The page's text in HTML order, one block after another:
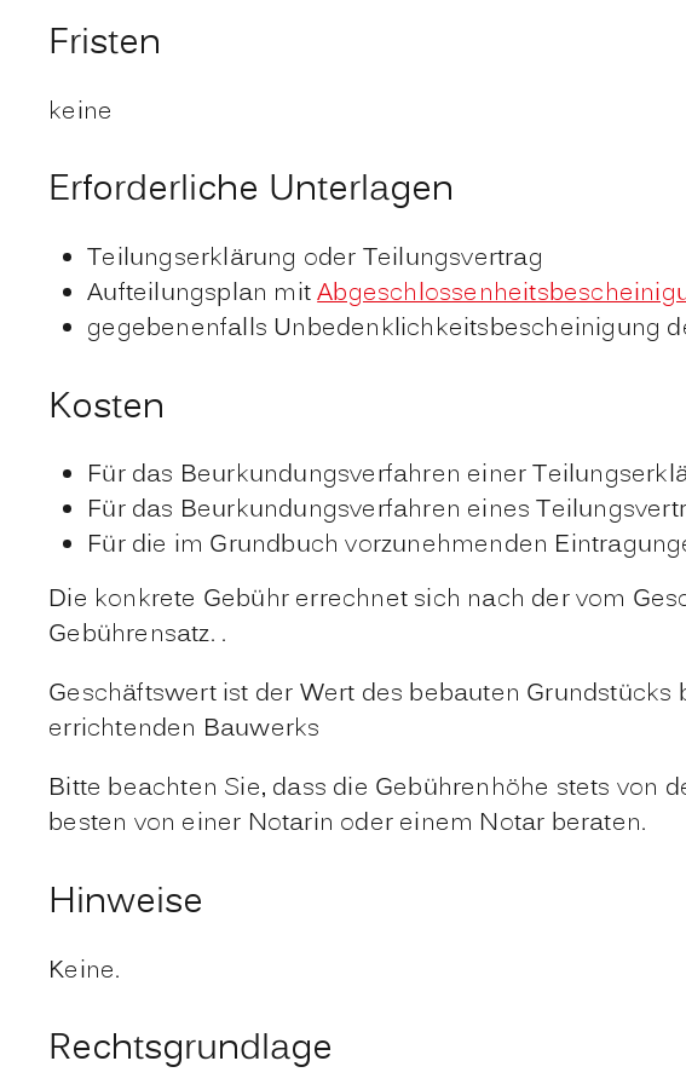
Fristen
keine
Erforderliche Unterlagen
Teilungserklärung oder Teilungsvertrag
Aufteilungsplan mit
gegebenenfalls Unbedenklichkeitsbescheinigung
Kosten
Für das Beurkundungsverfahren einer
Für das Beurkundungsverfahren eines
Für die im Grundbuch vorzunehmenden
Die konkrete Gebühr errechnet sich nach der vom
Gebührensatz. .
Geschäftswert ist der Wert des bebauten Grundstücks
errichtenden Bauwerks
Bitte beachten Sie, dass die Gebührenhöhe stets von
besten von einer Notarin oder einem Notar beraten.
Hinweise
Keine.
Rechtsgrundlage